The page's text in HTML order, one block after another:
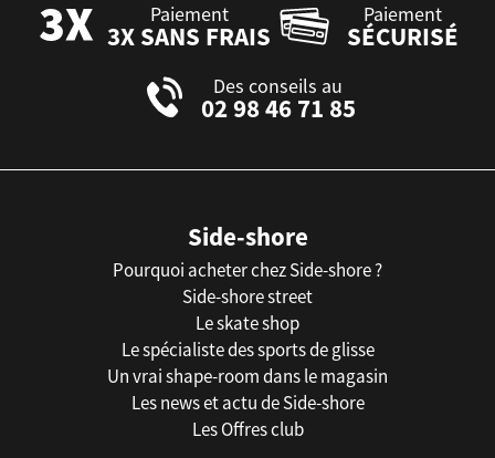
Paiement
3X SANS FRAIS
Paiement
SÉCURISÉ
Des conseils au
02 98 46 71 85
Side-shore
Pourquoi acheter chez Side-shore ?
Side-shore street
Le skate shop
Le spécialiste des sports de glisse
Un vrai shape-room dans le magasin
Les news et actu de Side-shore
Les Offres club